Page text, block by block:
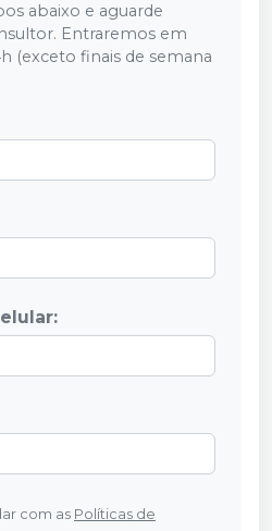
abaixo e aguarde
Entraremos em
(exceto finais de semana
com as Políticas de